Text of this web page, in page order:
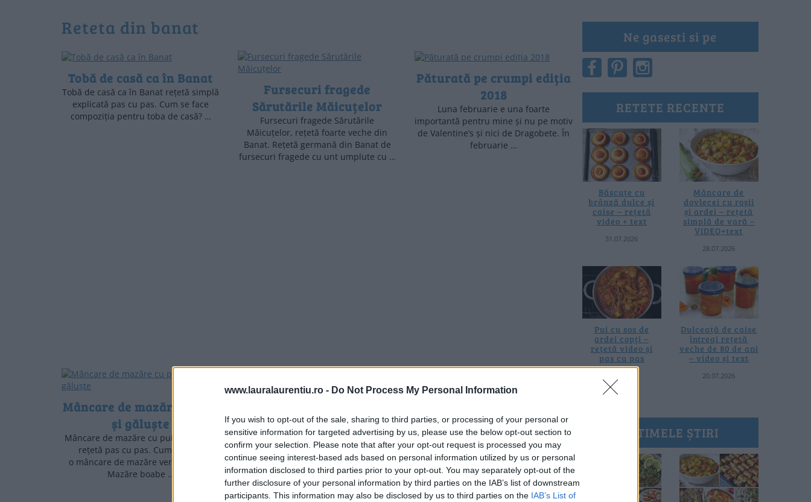
www.lauralaurentiu.ro - Do Not Process My Personal Information
If you wish to opt-out of the sale, sharing to third parties, or processing of your personal or
sensitive information for targeted advertising by us, please use the below opt-out section to
confirm your selection. Please note that after your opt-out request is processed you may
continue seeing interest-based ads based on personal information utilized by us or personal
information disclosed to third parties prior to your opt-out. You may separately opt-out of the
further disclosure of your personal information by third parties on the IAB’s list of downstream
participants. This information may also be disclosed by us to third parties on the IAB’s List of
reteta din banat
Tobă de casă ca în Banat
Tobă de casă ca în Banat rețetă simplă
explicată pas cu pas. Cum se face
compoziția pentru toba de casă? …
Fursecuri fragede
Sărutările Măicuțelor
Fursecuri fragede Sărutările
Măicuțelor, rețetă foarte veche din
Banat. Rețetă germană din Banat de
fursecuri fragede cu unt umplute cu …
Păturată pe crumpi ediția
2018
Luna februarie e una foarte
importantă pentru mine și nu pe motiv
de Valentine’s și nici de Dragobete. În
februarie …
Mâncare de mazăre cu pui
și găluște
Mâncare de mazăre cu pui și găluște,
rețetă pas cu pas. Cum se face
o mâncare de mazăre verde cu pui.
Mazăre boabe …
Ne gasesti si pe
RETETE RECENTE
Băscuțe cu
brânză dulce și
caise – rețetă
video + text
31.07.2026
Mâncare de
dovlecei cu roșii
și ardei – rețetă
simplă de vară –
VIDEO+text
28.07.2026
Pui cu sos de
ardei copți –
rețetă video și
pas cu pas
Dulceață de caise
întregi rețetă
veche de 80 de ani
– video și text
20.07.2026
ULTIMELE ȘTIRI